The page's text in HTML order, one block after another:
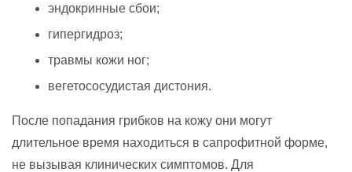
эндокринные сбои;
гипергидроз;
травмы кожи ног;
вегетососудистая дистония.
После попадания грибков на кожу они могут
длительное время находиться в сапрофитной форме,
не вызывая клинических симптомов. Для